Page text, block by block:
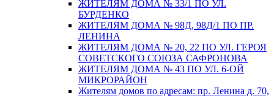
ЖИТЕЛЯМ ДОМА № 33/1 ПО УЛ.
БУРДЕНКО
ЖИТЕЛЯМ ДОМА № 98Д, 98Д/1 ПО ПР.
ЛЕНИНА
ЖИТЕЛЯМ ДОМА № 20, 22 ПО УЛ. ГЕРОЯ
СОВЕТСКОГО СОЮЗА САФРОНОВА
ЖИТЕЛЯМ ДОМА № 43 ПО УЛ. 6-ОЙ
МИКРОРАЙОН
Жителям домов по адресам: пр. Ленина д. 70,